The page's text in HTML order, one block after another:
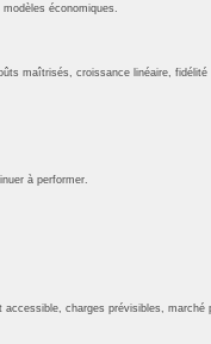
économiques.
maîtrisés, croissance linéaire,
à performer.
accessible, charges prévisibles, marché